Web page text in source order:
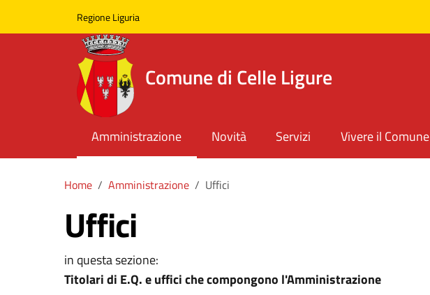
Regione Liguria
Comune di Celle Ligure
Amministrazione Novità Servizi Vivere il Comune
Home Amministrazione Uffici
Uffici
in questa sezione:
Titolari di E.Q. e uffici che compongono l'Amministrazione